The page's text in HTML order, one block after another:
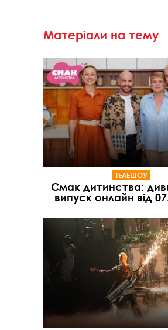
Матеріали на тему
ТЕЛЕШОУ
Смак дитинства:
випуск онлайн від